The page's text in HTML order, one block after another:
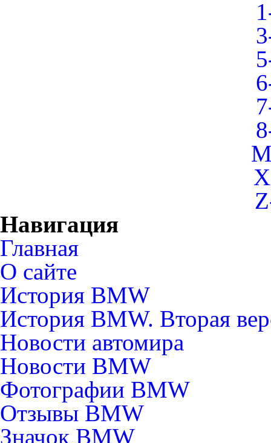
Навигация
Главная
О сайте
История BMW
История BMW. Вторая
Новости автомира
Новости BMW
Фотографии BMW
Отзывы BMW
Значок BMW